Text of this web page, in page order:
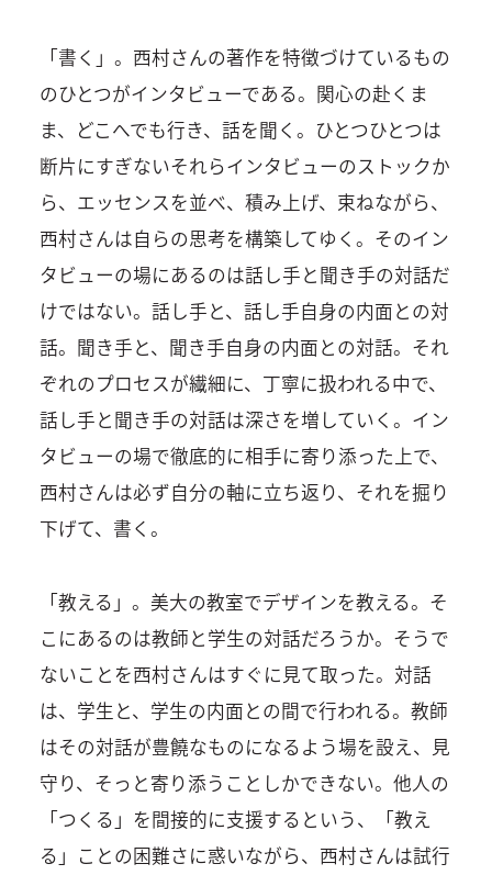
「書く」。西村さんの著作を特徴づけているもの
のひとつがインタビューである。関心の赴くま
ま、どこへでも行き、話を聞く。ひとつひとつは
断片にすぎないそれらインタビューのストックか
ら、エッセンスを並べ、積み上げ、束ねながら、
西村さんは自らの思考を構築してゆく。そのイン
タビューの場にあるのは話し手と聞き手の対話だ
けではない。話し手と、話し手自身の内面との対
話。聞き手と、聞き手自身の内面との対話。それ
ぞれのプロセスが繊細に、丁寧に扱われる中で、
話し手と聞き手の対話は深さを増していく。イン
タビューの場で徹底的に相手に寄り添った上で、
西村さんは必ず自分の軸に立ち返り、それを掘り
下げて、書く。
「教える」。美大の教室でデザインを教える。そ
こにあるのは教師と学生の対話だろうか。そうで
ないことを西村さんはすぐに見て取った。対話
は、学生と、学生の内面との間で行われる。教師
はその対話が豊饒なものになるよう場を設え、見
守り、そっと寄り添うことしかできない。他人の
「つくる」を間接的に支援するという、「教え
る」ことの困難さに惑いながら、西村さんは試行